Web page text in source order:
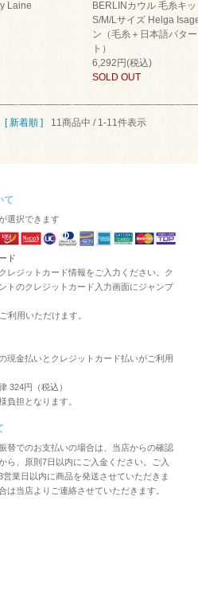
Laine
BERLINカウル 毛糸キ
S/M/Lサイズ Helga
ン（毛糸＋日本語パタ
ト）
6,292円(税込)
SOLD OUT
[ 新着順 ] 11商品中 / 1-11件表示
て
選択できます
ド
レジットカード情報をご入力ください。ク
トのクレジットカード入力画面にジャンプ
利用いただけます。
現金払いとクレジットカード払いがご利用
324円（税込）
負担となります。
替でのお支払いの場合は、当店からの確認
ら、原則7日以内にご入金ください。ご入
業日以内に商品を発送させていただきま
は当店よりご連絡させていただきます。